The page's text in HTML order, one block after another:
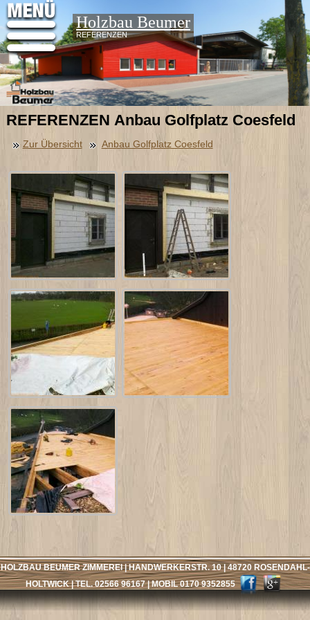
Holzbau Beumer
REFERENZEN
REFERENZEN Anbau Golfplatz Coesfeld
Zur Übersicht Anbau Golfplatz Coesfeld
HOLZBAU BEUMER ZIMMEREI | HANDWERKERSTR. 10 | 48720 ROSENDAHL-
HOLTWICK | TEL. 02566 96167 | MOBIL 0170 9352855